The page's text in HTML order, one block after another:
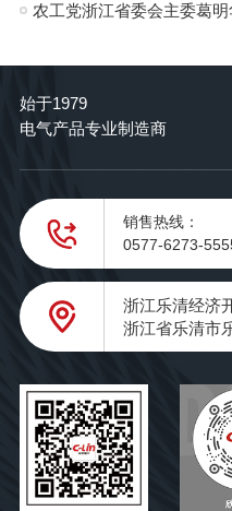
始于1979
电气产品专业制造商
销售热线：
0577-6273-
浙江乐清经济
浙江省乐清市